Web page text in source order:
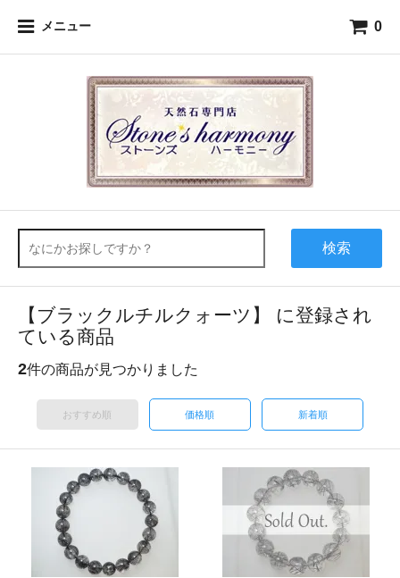
メニュー 0
検索
【ブラックルチルクォーツ】 に登録され
ている商品
2件の商品が見つかりました
おすすめ順 価格順 新着順